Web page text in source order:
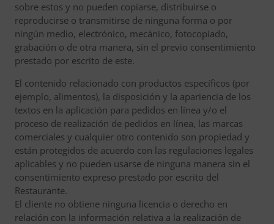
sobre estos y no pueden copiarse, distribuirse o
reproducirse o transmitirse de ninguna forma o por
ningún medio, electrónico, mecánico, fotocopiado,
grabación o de otra manera, sin el previo consentimiento
prestado por escrito de este.
El contenido relacionado con productos específicos (por
ejemplo, alimentos), la disposición y la apariencia de los
textos en la aplicación para pedidos en línea y/o el
proceso de realización de pedidos en línea, las marcas
comerciales y cualquier otro contenido son propiedad y
están protegidos de acuerdo con las regulaciones legales
aplicables y no pueden usarse de ninguna manera sin el
consentimiento expreso prestado por escrito del
Restaurante.
El cliente no obtiene ninguna licencia o derecho en
relación con la información relativa a la realización de